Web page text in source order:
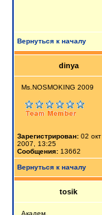
Вернуться к началу
dinya
Ms.NOSMOKING 2009
Зарегистрирован: 02 окт
2007, 13:25
Сообщения: 13662
Вернуться к началу
tosik
Академ.